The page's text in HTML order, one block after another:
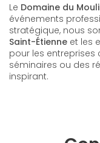
Le Domaine du
événements
stratégique, nous
Saint-Étienne et les
pour les
séminaires ou des
inspirant.